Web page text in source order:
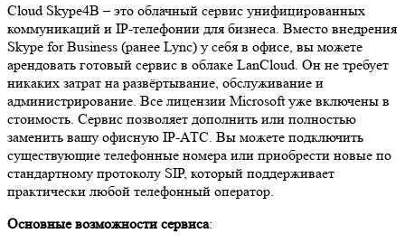
Cloud Skype4B – это облачный сервис унифицированных
коммуникаций и IP-телефонии для бизнеса. Вместо внедрения
Skype for Business (ранее Lync) у себя в офисе, вы можете
арендовать готовый сервис в облаке LanCloud. Он не требует
никаких затрат на развёртывание, обслуживание и
администрирование. Все лицензии Microsoft уже включены в
стоимость. Сервис позволяет дополнить или полностью
заменить вашу офисную IP-АТС. Вы можете подключить
существующие телефонные номера или приобрести новые по
стандартному протоколу SIP, который поддерживает
практически любой телефонный оператор.
Основные возможности сервиса: